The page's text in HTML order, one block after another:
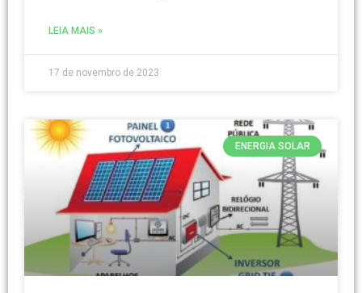
LEIA MAIS »
17 de novembro de 2023
ENERGIA SOLAR